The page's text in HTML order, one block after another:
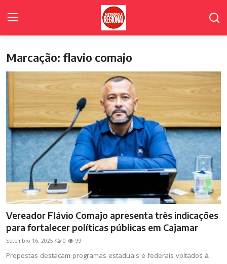
Home Page
Poder Legislativo de Cajamar
Cidades
Fale Conosco
Polícia
Política
Galeria de Fotos
Marcação: flavio comajo
Vereador Flávio Comajo apresenta três indicações
para fortalecer políticas públicas em Cajamar
Setembro 16, 2025 0 99
Propostas destacam programas estaduais e federais voltados à